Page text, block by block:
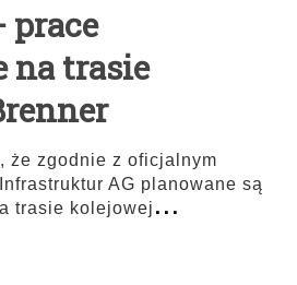
prace
na trasie
że zgodnie z oficjalnym
AG planowane są
trasie kolejowej...